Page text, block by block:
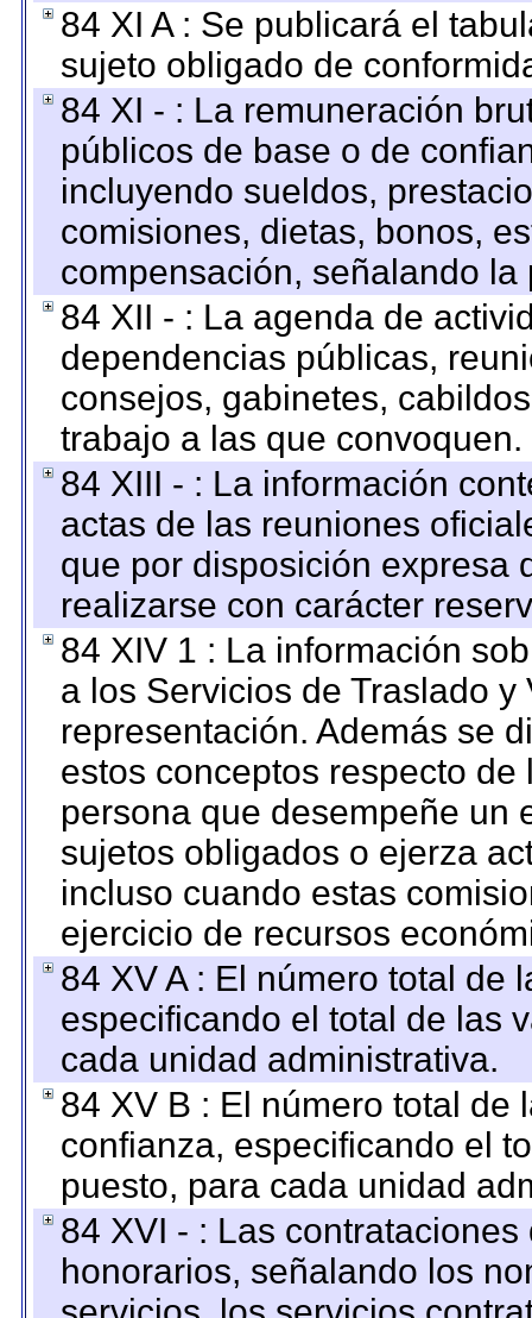
84 XI A : Se publicará el
sujeto obligado de
84 XI - : La remuneración
públicos de base o de
incluyendo sueldos,
comisiones, dietas, bonos,
compensación, señalando
84 XII - : La agenda de
dependencias públicas,
consejos, gabinetes,
trabajo a las que convoquen.
84 XIII - : La información
actas de las reuniones
que por disposición expresa
realizarse con carácter
84 XIV 1 : La información
a los Servicios de Traslado
representación. Además se
estos conceptos respecto
persona que desempeñe un
sujetos obligados o ejerza
incluso cuando estas
ejercicio de recursos
84 XV A : El número total de
especificando el total de las
cada unidad administrativa.
84 XV B : El número total de
confianza, especificando el
puesto, para cada unidad
84 XVI - : Las
honorarios, señalando los